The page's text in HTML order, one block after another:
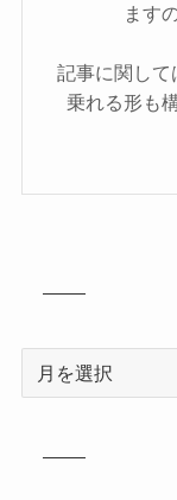
ます
記事に関して
乗れる形も